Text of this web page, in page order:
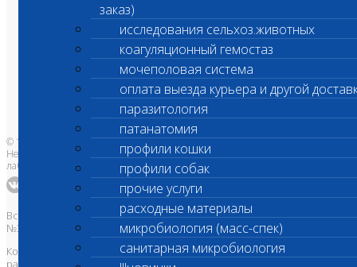
заказ)
исследования сельхоз.животных
коагуляционный гемостаз
мочеполовая система
оплата выезда курьера и другой
паразитология
патанатомия
профили кошки
профили собак
прочие услуги
расходные материалы
микробиология (масс-спек)
санитарная микробиология
О лаборатории
Анализы и цены
Ветеринарные центры
Владельцам
Врачам и клиникам
Бланки лаборатории
Банк донорской крови
Адреса лабораторий
© 1996-2026
Независимая ветеринарная
лаборатория Шанс Био
Все права защищены и охраняются законом. Товарный знак
№395740 от 2008 г. ООО "ШАНС БИО"
Копирование, тиражирование, а также использование материалов,
размещенных на сайтеwww.vetlab.ru